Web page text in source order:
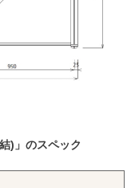
)」のスペック